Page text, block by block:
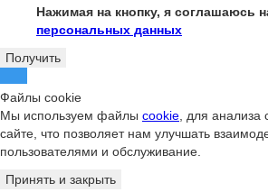
Нажимая на кнопку, я соглашаюсь
персональных данных
Получить
Файлы cookie
Мы используем файлы cookie, для анализа
сайте, что позволяет нам улучшать
пользователями и обслуживание.
Принять и закрыть